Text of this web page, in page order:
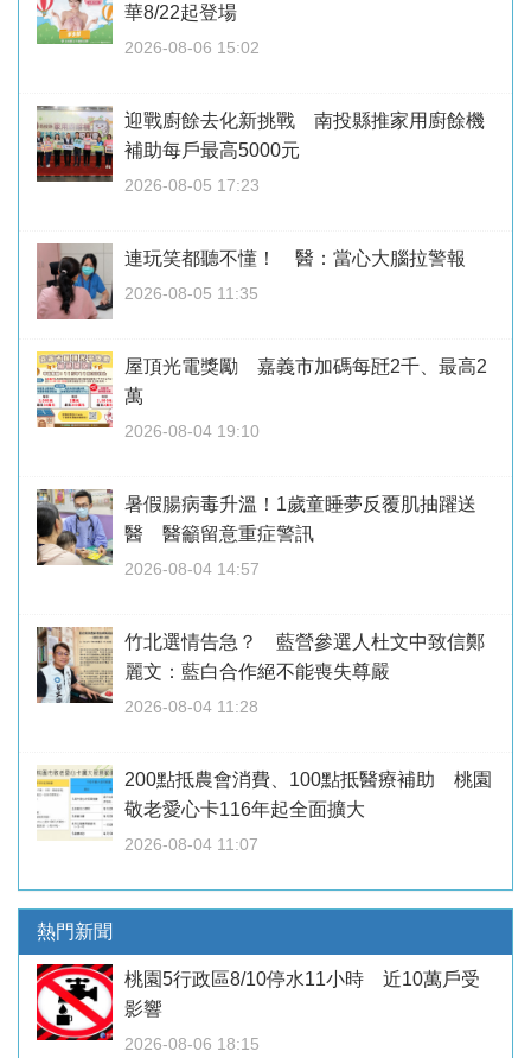
華8/22起登場
2026-08-06 15:02
迎戰廚餘去化新挑戰 南投縣推家用廚餘機
補助每戶最高5000元
2026-08-05 17:23
連玩笑都聽不懂！ 醫：當心大腦拉警報
2026-08-05 11:35
屋頂光電獎勵 嘉義市加碼每瓩2千、最高2
萬
2026-08-04 19:10
暑假腸病毒升溫！1歲童睡夢反覆肌抽躍送
醫 醫籲留意重症警訊
2026-08-04 14:57
竹北選情告急？ 藍營參選人杜文中致信鄭
麗文：藍白合作絕不能喪失尊嚴
2026-08-04 11:28
200點抵農會消費、100點抵醫療補助 桃園
敬老愛心卡116年起全面擴大
2026-08-04 11:07
熱門新聞
桃園5行政區8/10停水11小時 近10萬戶受
影響
2026-08-06 18:15